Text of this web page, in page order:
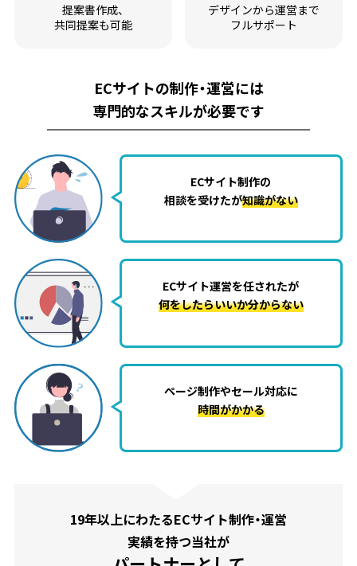
提案書作成、
共同提案も可能
デザインから運営まで
フルサポート
ECサイトの制作・運営には
専門的なスキルが必要です
ECサイト制作の
相談を受けたが知識がない
ECサイト運営を任されたが
何をしたらいいか分からない
ページ制作やセール対応に
時間がかかる
19年以上にわたるECサイト制作・運営
実績を持つ当社が